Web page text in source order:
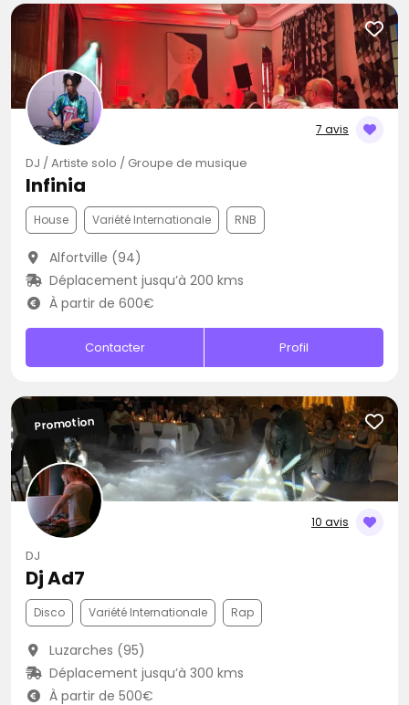
7 avis
DJ / Artiste solo / Groupe de musique
Infinia
House Variété Internationale RNB
Alfortville (94)
Déplacement jusqu’à 200 kms
À partir de 600€
Contacter Profil
10 avis
Promotion
DJ
Dj Ad7
Disco Variété Internationale Rap
Luzarches (95)
Déplacement jusqu’à 300 kms
À partir de 500€